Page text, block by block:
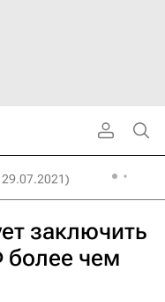
заключить
чем